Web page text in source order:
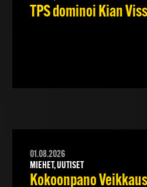
TPS dominoi Kian
01.08.2026
MIEHET, UUTISET
Kokoonpano